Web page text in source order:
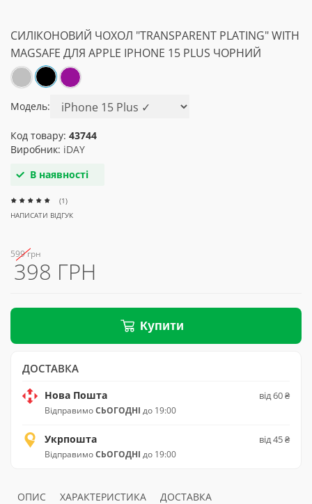
СИЛІКОНОВИЙ ЧОХОЛ "TRANSPARENT PLATING" WITH
MAGSAFE ДЛЯ APPLE IPHONE 15 PLUS ЧОРНИЙ
Модель:
Код товару: 43744
Виробник: iDAY
В наявності
(1)
НАПИСАТИ ВІДГУК
599 грн
398 ГРН
Купити
ДОСТАВКА
Нова Пошта
ВідправимоСЬОГОДНІ до 19:00
від 60 ₴
Укрпошта
ВідправимоСЬОГОДНІ до 19:00
від 45 ₴
ОПИС ХАРАКТЕРИСТИКА ДОСТАВКА